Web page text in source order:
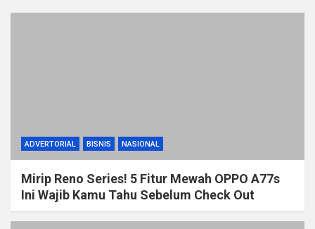
ADVERTORIAL BISNIS NASIONAL
Mirip Reno Series! 5 Fitur Mewah OPPO A77s
Ini Wajib Kamu Tahu Sebelum Check Out